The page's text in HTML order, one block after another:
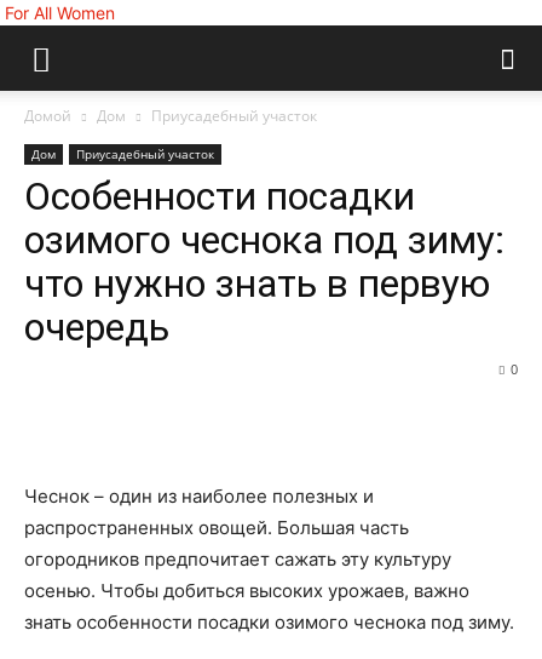
For All Women
Домой Дом Приусадебный участок
Дом Приусадебный участок
Особенности посадки
озимого чеснока под зиму:
что нужно знать в первую
очередь
0
Чеснок – один из наиболее полезных и
распространенных овощей. Большая часть
огородников предпочитает сажать эту культуру
осенью. Чтобы добиться высоких урожаев, важно
знать особенности посадки озимого чеснока под зиму.